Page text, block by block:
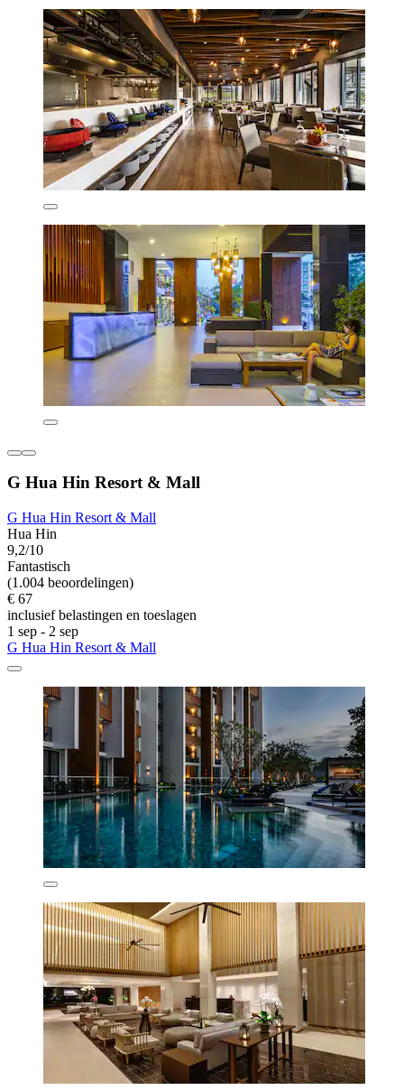
G Hua Hin Resort & Mall
G Hua Hin Resort & Mall
Hua Hin
9,2/10
Fantastisch
(1.004 beoordelingen)
€ 67
inclusief belastingen en toeslagen
1 sep - 2 sep
G Hua Hin Resort & Mall